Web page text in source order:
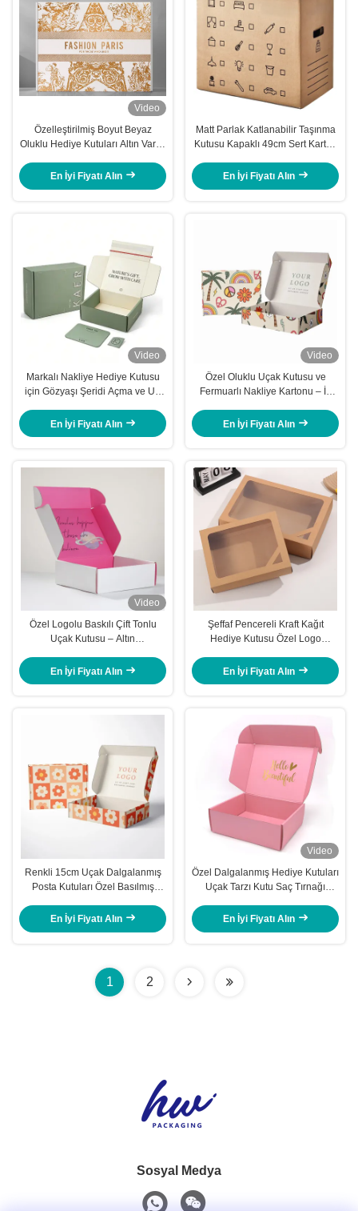
Video
Özelleştirilmiş Boyut Beyaz
Oluklu Hediye Kutuları Altın Varak
En İyi Fiyatı Alın
Matt Parlak Katlanabilir Taşınma
Kutusu Kapaklı 49cm Sert Karton
En İyi Fiyatı Alın
Video
Markalı Nakliye Hediye Kutusu
için Gözyaşı Şeridi Açma ve UV
Kutusu
En İyi Fiyatı Alın
Video
Özel Oluklu Uçak Kutusu ve
Fermuarlı Nakliye Kartonu – İç
En İyi Fiyatı Alın
Video
Özel Logolu Baskılı Çift Tonlu
Uçak Kutusu – Altın
Seçenekleriyle Nakliye ve Hediye
Ambalajı
En İyi Fiyatı Alın
Şeffaf Pencereli Kraft Kağıt
Hediye Kutusu Özel Logo
En İyi Fiyatı Alın
Renkli 15cm Uçak Dalgalanmış
Posta Kutuları Özel Basılmış
En İyi Fiyatı Alın
Video
Özel Dalgalanmış Hediye Kutuları
Uçak Tarzı Kutu Saç Tırnağı
Sıcak Damgalama Ve UV Baskı
En İyi Fiyatı Alın
1 2
Sosyal Medya